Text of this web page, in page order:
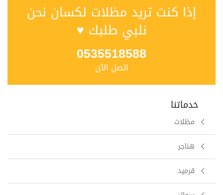
إذا كنت تريد مظلات لكسان نحن
نلبي طلبك ♥
0535518588
اتصل الآن
خدماتنا
مظلات
هناجر
قرميد